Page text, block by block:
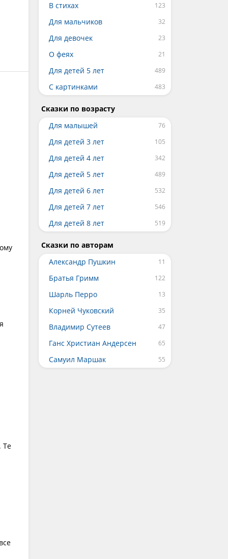
Те
В стихах
Для мальчиков
Для девочек
О феях
Для детей 5 лет
С картинками
Сказки по возрасту
Для малышей
Для детей 3 лет
Для детей 4 лет
Для детей 5 лет
Для детей 6 лет
Для детей 7 лет
Для детей 8 лет
Сказки по авторам
Александр Пушкин
Братья Гримм
Шарль Перро
Корней Чуковский
Владимир Сутеев
Ганс Христиан Андерсен
Самуил Маршак